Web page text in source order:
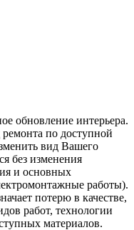
обновление интерьера.
по доступной
вид Вашего
без изменения
и основных
работы).
потерю в качестве,
работ, технологии
материалов.